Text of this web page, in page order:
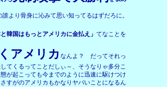
より骨身に沁みて思い知ってるはずだろに。
と韓国はもっとアメリカに金払え」てなことを
アメリカなんよ？ だってそれっ
てくるってことだしぃ～、そうなりゃ多分こ
が起こっても今までのように迅速に駆けつけ
すがのアメリカもかなりヤバいことになるん